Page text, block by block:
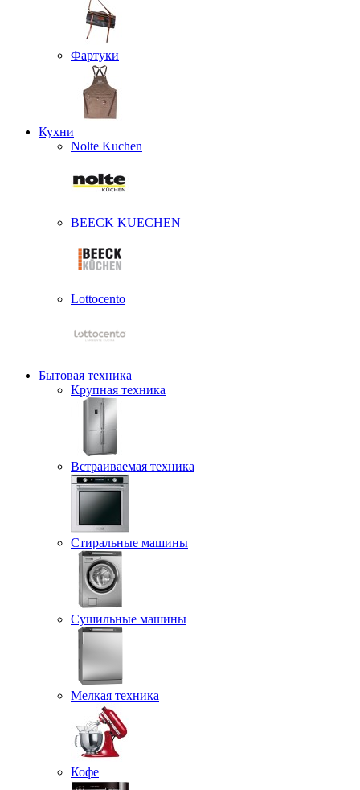
Фартуки
Кухни
Nolte Kuchen
BEECK KUECHEN
Lottocento
Бытовая техника
Крупная техника
Встраиваемая техника
Стиральные машины
Сушильные машины
Мелкая техника
Кофе